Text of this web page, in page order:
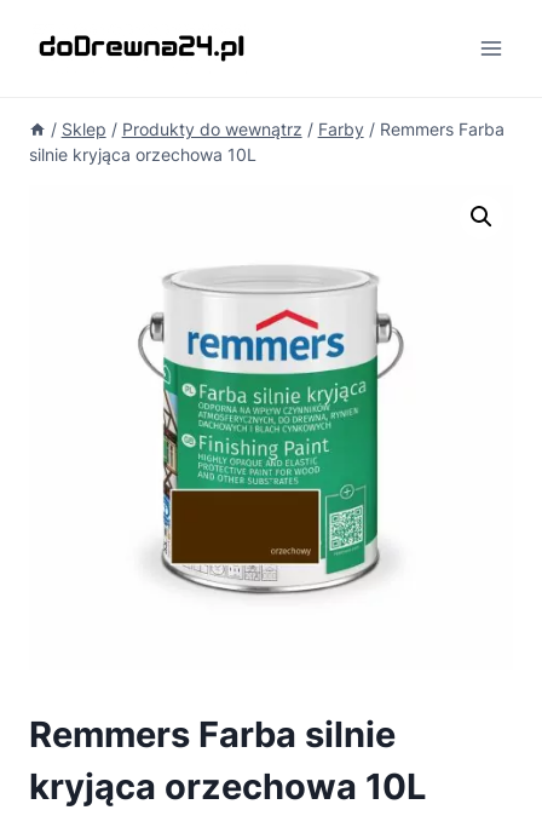
/ Sklep / Produkty do wewnątrz / Farby / Remmers Farba
silnie kryjąca orzechowa 10L
Remmers Farba silnie
kryjąca orzechowa 10L